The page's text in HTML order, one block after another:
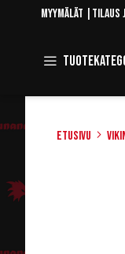
Skip
Myymälät Tilaus
Etusivu